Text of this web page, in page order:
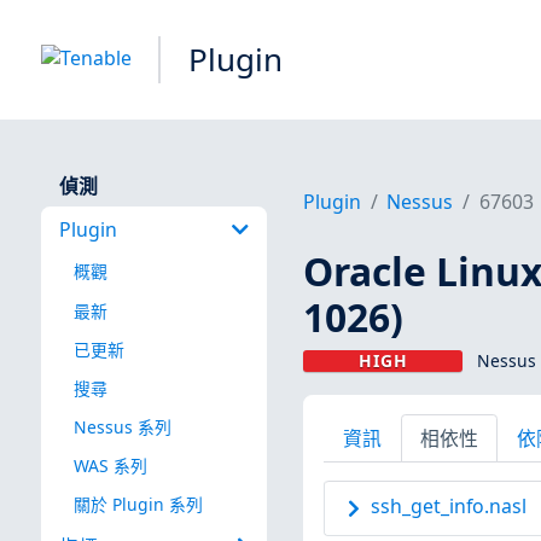
Plugin
偵測
Plugin
概觀
最新
已更新
搜尋
Nessus 系列
WAS 系列
關於 Plugin 系列
Plugin Nessus 67603
Oracle
1026)
HIGH
資訊 相依性 依
ssh_get_info.nasl